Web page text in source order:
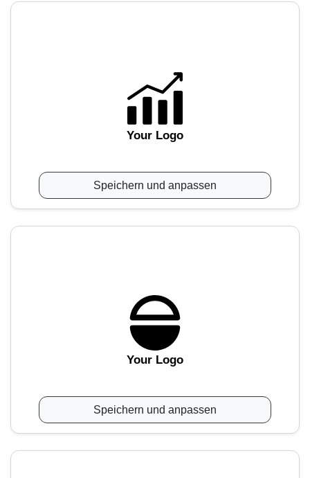
Your Logo
Speichern und anpassen
Your Logo
Speichern und anpassen